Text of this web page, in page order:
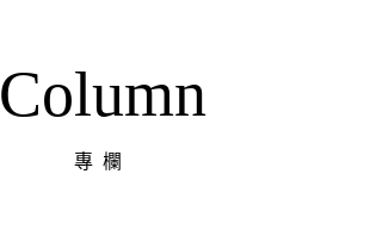
Column
專欄